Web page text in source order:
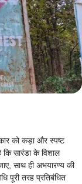
को कड़ा और स्पष्ट
कि सारंडा के विशाल
साथ ही अभयारण्य की
पूरी तरह प्रतिबंधित